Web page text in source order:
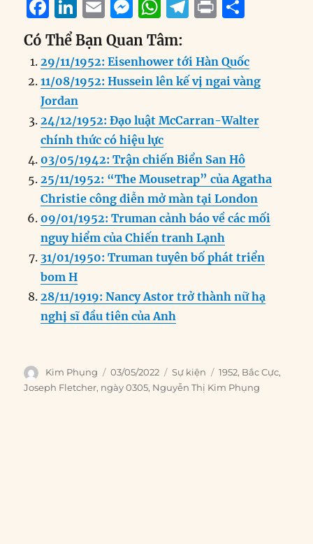
F
a
c
e
b
o
o
k
Li
n
k
e
d
I
n
E
m
ai
l
M
e
ss
e
n
g
er
W
h
at
s
A
p
p
T
e
g
r
a
P
n
t
a
re
Có Thể Bạn Quan Tâm:
29/11/1952: Eisenhower tới Hàn Quốc
11/08/1952: Hussein lên kế vị ngai vàng
Jordan
24/12/1952: Đạo luật McCarran-Walter
chính thức có hiệu lực
03/05/1942: Trận chiến Biển San Hô
25/11/1952: “The Mousetrap” của Agatha
Christie công diễn mở màn tại London
09/01/1952: Truman cảnh báo về các mối
nguy hiểm của Chiến tranh Lạnh
31/01/1950: Truman tuyên bố phát triển
bom H
28/11/1919: Nancy Astor trở thành nữ hạ
nghị sĩ đầu tiên của Anh
Author
Kim Phụng
Posted
on
03/05/2022 Categories
Sự kiện Tags
1952, Bắc Cực,
Joseph Fletcher, ngày 0305, Nguyễn Thị Kim Phụng